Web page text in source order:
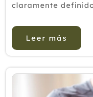
claramente
al agotamiento
Leer más